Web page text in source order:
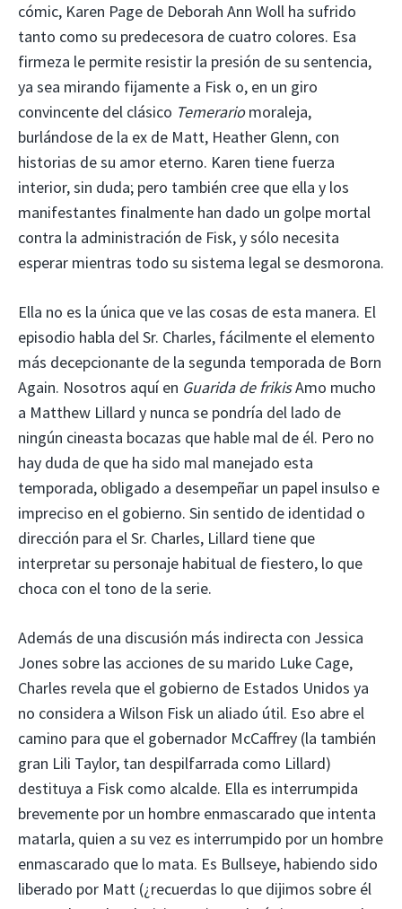
cómic, Karen Page de Deborah Ann Woll ha sufrido
tanto como su predecesora de cuatro colores. Esa
firmeza le permite resistir la presión de su sentencia,
ya sea mirando fijamente a Fisk o, en un giro
convincente del clásico Temerariomoraleja,
burlándose de la ex de Matt, Heather Glenn, con
historias de su amor eterno. Karen tiene fuerza
interior, sin duda; pero también cree que ella y los
manifestantes finalmente han dado un golpe mortal
contra la administración de Fisk, y sólo necesita
esperar mientras todo su sistema legal se desmorona.
Ella no es la única que ve las cosas de esta manera. El
episodio habla del Sr. Charles, fácilmente el elemento
más decepcionante de la segunda temporada de Born
Again. Nosotros aquí en Guarida de frikisAmo mucho
a Matthew Lillard y nunca se pondría del lado de
ningún cineasta bocazas que hable mal de él. Pero no
hay duda de que ha sido mal manejado esta
temporada, obligado a desempeñar un papel insulso e
impreciso en el gobierno. Sin sentido de identidad o
dirección para el Sr. Charles, Lillard tiene que
interpretar su personaje habitual de fiestero, lo que
choca con el tono de la serie.
Además de una discusión más indirecta con Jessica
Jones sobre las acciones de su marido Luke Cage,
Charles revela que el gobierno de Estados Unidos ya
no considera a Wilson Fisk un aliado útil. Eso abre el
camino para que el gobernador McCaffrey (la también
gran Lili Taylor, tan despilfarrada como Lillard)
destituya a Fisk como alcalde. Ella es interrumpida
brevemente por un hombre enmascarado que intenta
matarla, quien a su vez es interrumpido por un hombre
enmascarado que lo mata. Es Bullseye, habiendo sido
liberado por Matt (¿recuerdas lo que dijimos sobre él